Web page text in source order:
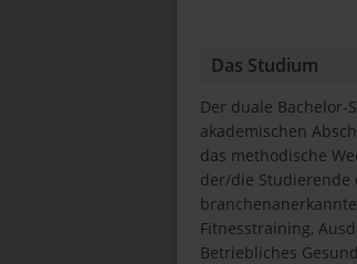
Das Studium
Der duale
akademischen
das methodische
der/die Studierende
Fitnesstraining,
Betriebliches